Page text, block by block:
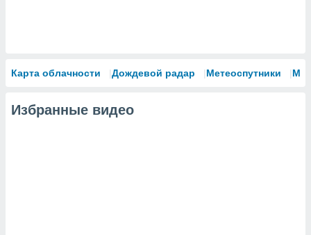
Карта облачности Дождевой радар Метеоспутники
Избранные видео